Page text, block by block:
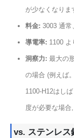
が少なくなりま
料金: 3003 通常
導電率: 1100
洞察力: 最大の
の場合 (例えば
1100-H12はし
度が必要な場合
vs. ステンレス